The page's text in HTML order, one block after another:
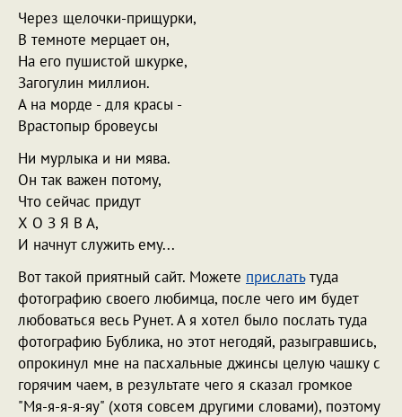
Через щелочки-прищурки,
В темноте мерцает он,
На его пушистой шкурке,
Загогулин миллион.
А на морде - для красы -
Врастопыр бровеусы
Ни мурлыка и ни мява.
Он так важен потому,
Что сейчас придут
Х О З Я В А,
И начнут служить ему...
Вот такой приятный сайт. Можете прислатьтуда
фотографию своего любимца, после чего им будет
любоваться весь Рунет. А я хотел было послать туда
фотографию Бублика, но этот негодяй, разыгравшись,
опрокинул мне на пасхальные джинсы целую чашку с
горячим чаем, в результате чего я сказал громкое
"Мя-я-я-я-яу" (хотя совсем другими словами), поэтому